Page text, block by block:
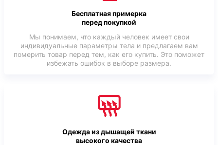
Бесплатная примерка
перед покупкой
Мы понимаем, что каждый человек имеет свои
индивидуальные параметры тела и предлагаем вам
померить товар перед тем, как его купить. Это поможет
избежать ошибок в выборе размера.
Одежда из дышащей ткани
высокого качества